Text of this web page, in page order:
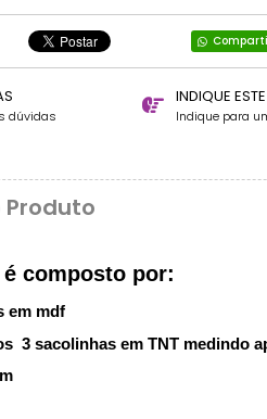
dúvidas
INDIQUE
Indique para
Produto
composto por:
em mdf
3 sacolinhas em TNT medindo